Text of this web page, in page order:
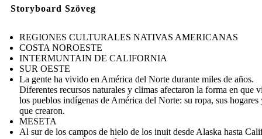
Storyboard Szöveg
REGIONES CULTURALES NATIVAS AMERICANAS
COSTA NOROESTE
INTERMUNTAIN DE CALIFORNIA
SUR OESTE
La gente ha vivido en América del Norte durante miles de años.
Diferentes recursos naturales y climas afectaron la forma en que
los pueblos indígenas de América del Norte: su ropa, sus hogares
que crearon.
MESETA
Al sur de los campos de hielo de los inuit desde Alaska hasta